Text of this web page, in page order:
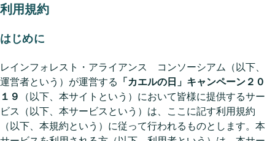
利用規約
はじめに
レインフォレスト・アライアンス コンソーシアム（以下、
運営者という）が運営する 「カエルの日」キャンペーン２０
１９ （以下、本サイトという）において皆様に提供するサー
ビス（以下、本サービスという）は、ここに記す利用規約
（以下、本規約という）に従って行われるものとします。本